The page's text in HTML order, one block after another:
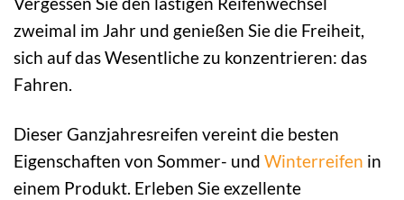
zweimal im Jahr und genießen Sie die Freiheit,
sich auf das Wesentliche zu konzentrieren: das
Fahren.
Dieser Ganzjahresreifen vereint die besten
Eigenschaften von Sommer- und Winterreifen in
einem Produkt. Erleben Sie exzellente